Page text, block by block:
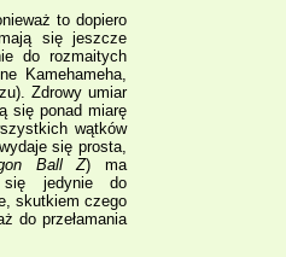
to dopiero
się jeszcze
do rozmaitych
Kamehameha,
Zdrowy umiar
się ponad miarę
wątków
się prosta,
Ball Z) ma
się jedynie do
skutkiem czego
do przełamania